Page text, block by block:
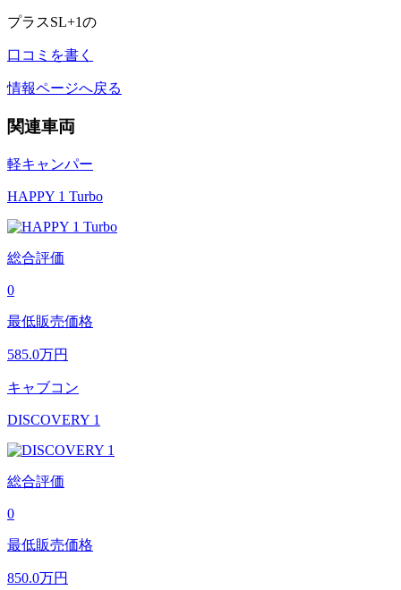
プラスSL+1の
口コミを書く
情報ページへ戻る
関連車両
軽キャンパー
HAPPY 1 Turbo
総合評価
0
最低販売価格
585.0万円
キャブコン
DISCOVERY 1
総合評価
0
最低販売価格
850.0万円